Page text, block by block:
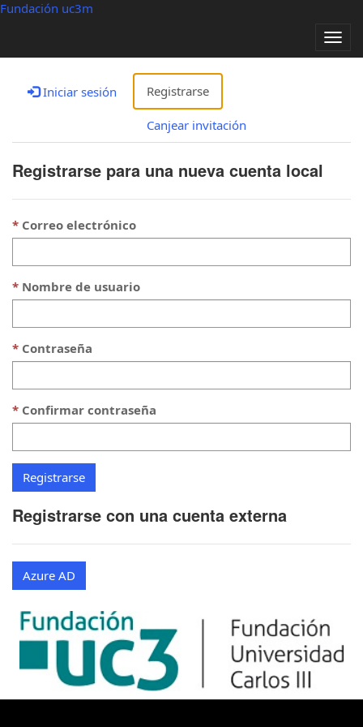
Fundación uc3m
Iniciar sesión Registrarse
Canjear invitación
Registrarse para una nueva cuenta local
Correo electrónico
Nombre de usuario
Contraseña
Confirmar contraseña
Registrarse con una cuenta externa
Azure AD